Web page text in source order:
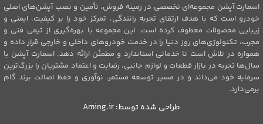
اسمارت آپشن مجموعه‌ای تخصصی در زمینه فروش، تأمین و نصب آپشن‌های اصلی
خودرو است که با هدف ارتقای تجربه رانندگی، تمرکز خود را بر کیفیت، ایمنی و
زیبایی محصولات معطوف کرده است. این مجموعه با بهره‌گیری از تیمی فنی و
مجرب، تکنولوژی‌های روز دنیا را در خدمت خودروهای داخلی و خارجی قرار داده و
همواره در تلاش است تا خدماتی استاندارد و مطمئن ارائه دهد. اسمارت آپشن با
سال‌ها تجربه در بازار قطعات و لوازم جانبی، رضایت و اعتماد مشتریان را بزرگ‌ترین
سرمایه خود می‌داند و در مسیر توسعه مستمر، نوآوری و حفظ اصالت برند گام
برمی‌دارد.
طراحی شده توسط:Aming.ir